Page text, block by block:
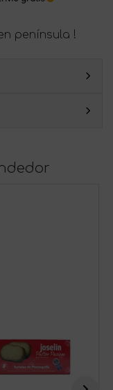
península !